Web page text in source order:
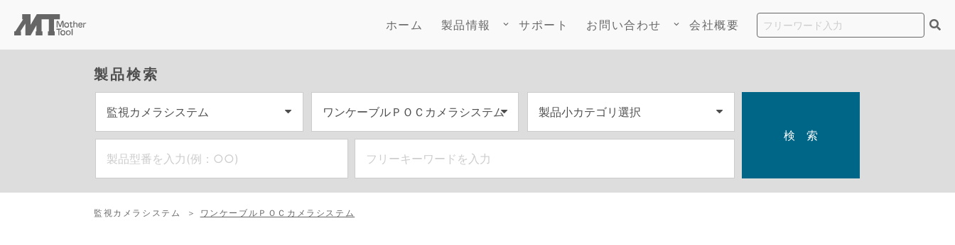
ホーム 製品情報 keyboard_arrow_down サポート お問い合わせ keyboard_arrow_down 会社概要
製品検索
検 索
監視カメラシステム ワンケーブルＰＯＣカメラシステム